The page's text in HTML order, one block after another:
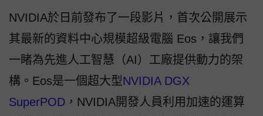
NVIDIA於日前發布了一段影片，首次公開展示
其最新的資料中心規模超級電腦 Eos，讓我們
一睹為先進人工智慧（AI）工廠提供動力的架
構。Eos是一個超大型NVIDIA DGX
SuperPOD ，NVIDIA開發人員利用加速的運算